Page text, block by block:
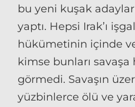
bu yeni kuşak
yaptı. Hepsi Irak’ı
hükümetinin içinde
kimse bunları
görmedi. Savaşın
yüzbinlerce ölü ve